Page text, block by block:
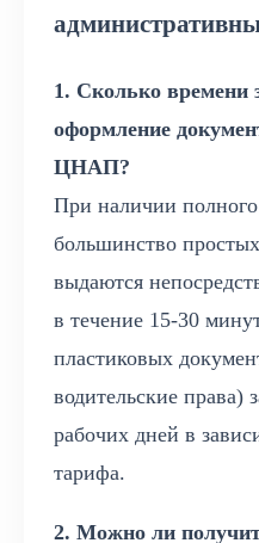
1. Сколько времени
оформление
ЦНАП?
При наличии
большинство
выдаются
в течение 15-30
пластиковых
водительские права)
рабочих дней в
тарифа.
2. Можно ли